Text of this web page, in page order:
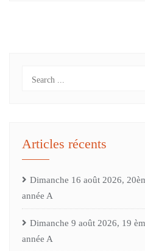
Articles récents
Dimanche 16 août 2026,
année A
Dimanche 9 août 2026, 19
année A